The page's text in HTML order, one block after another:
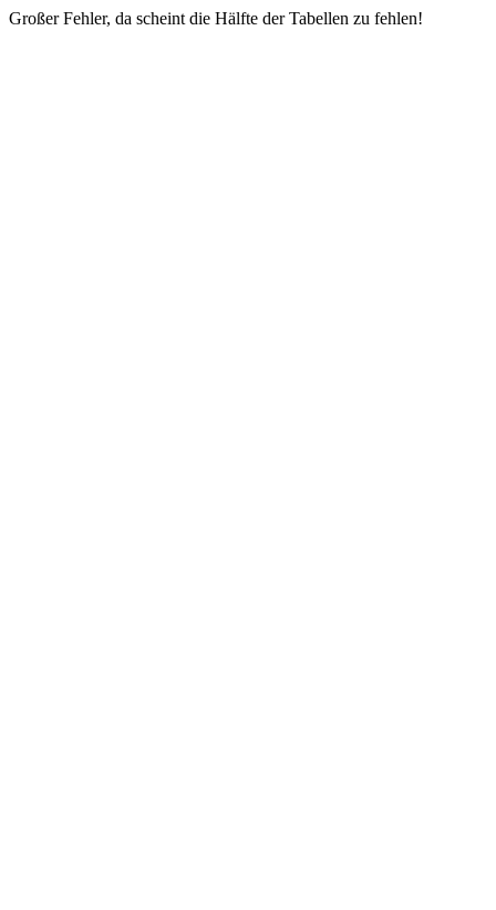
Großer Fehler, da scheint die Hälfte der Tabellen zu fehlen!